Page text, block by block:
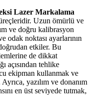
Lazer Markalama
Uzun ömürlü ve
ve doğru kalibrasyon
odak noktası ayarlarının
etkiler. Bu
de dikkat
açısından tehlike
ekipman kullanmak ve
yazılım ve donanım
en üst seviyede tutmak,